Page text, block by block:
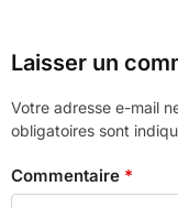
Laisser un
Votre adresse e-mail
obligatoires sont
Commentaire *